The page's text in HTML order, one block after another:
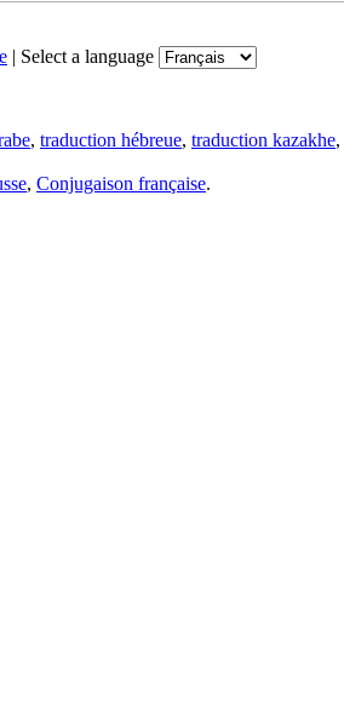
| Select a language
, traduction hébreue, traduction kazakhe,
, Conjugaison française.